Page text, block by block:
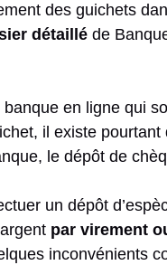
des guichets
détaillé de
banque en ligne qui
il existe
le dépôt de
un dépôt
par virement
inconvénients